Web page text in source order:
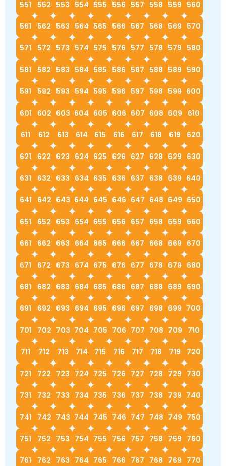
551 552 553 554 555 556 557 558 559 560
561 562 563 564 565 566 567 568 569 570
571 572 573 574 575 576 577 578 579 580
581 582 583 584 585 586 587 588 589 590
591 592 593 594 595 596 597 598 599 600
601 602 603 604 605 606 607 608 609 610
611 612 613 614 615 616 617 618 619 620
621 622 623 624 625 626 627 628 629 630
631 632 633 634 635 636 637 638 639 640
641 642 643 644 645 646 647 648 649 650
651 652 653 654 655 656 657 658 659 660
661 662 663 664 665 666 667 668 669 670
671 672 673 674 675 676 677 678 679 680
681 682 683 684 685 686 687 688 689 690
691 692 693 694 695 696 697 698 699 700
701 702 703 704 705 706 707 708 709 710
711 712 713 714 715 716 717 718 719 720
721 722 723 724 725 726 727 728 729 730
731 732 733 734 735 736 737 738 739 740
741 742 743 744 745 746 747 748 749 750
751 752 753 754 755 756 757 758 759 760
761 762 763 764 765 766 767 768 769 770